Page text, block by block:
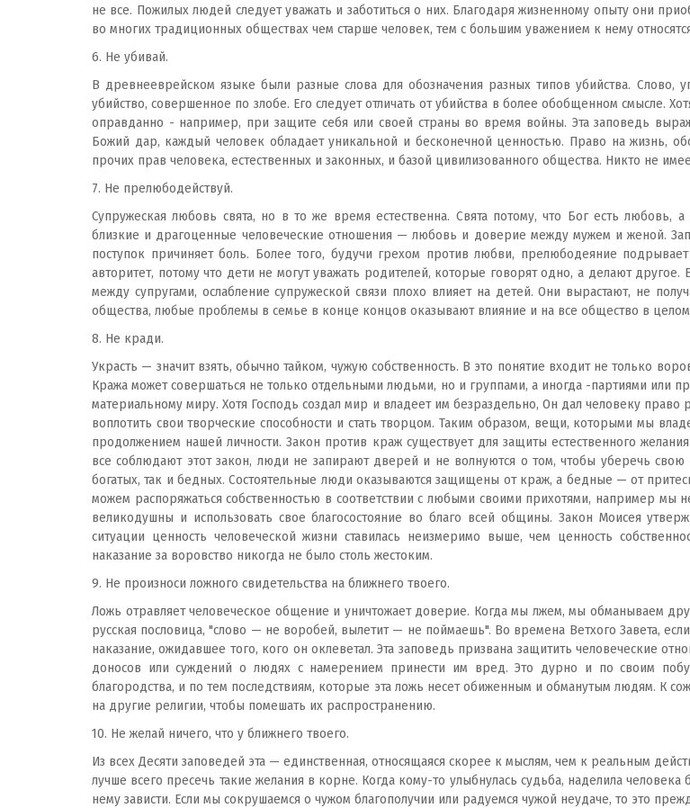
не все. Пожилых людей следует уважать и заботиться о них. Благодаря жизненному опыту они
во многих традиционных обществах чем старше человек, тем с большим уважением к нему
6. Не убивай.
В древнееврейском языке были разные слова для обозначения разных типов убийства. Слово,
убийство, совершенное по злобе. Его следует отличать от убийства в более обобщенном смысле.
оправданно - например, при защите себя или своей страны во время войны. Эта заповедь
Божий дар, каждый человек обладает уникальной и бесконечной ценностью. Право на жизнь,
прочих прав человека, естественных и законных, и базой цивилизованного общества. Никто не
7. Не прелюбодействуй.
Супружеская любовь свята, но в то же время естественна. Свята потому, что Бог есть любовь,
близкие и драгоценные человеческие отношения — любовь и доверие между мужем и женой.
поступок причиняет боль. Более того, будучи грехом против любви, прелюбодеяние
авторитет, потому что дети не могут уважать родителей, которые говорят одно, а делают
между супругами, ослабление супружеской связи плохо влияет на детей. Они вырастают, не
общества, любые проблемы в семье в конце концов оказывают влияние и на все общество в
8. Не кради.
Украсть — значит взять, обычно тайком, чужую собственность. В это понятие входит не только
Кража может совершаться не только отдельными людьми, но и группами, а иногда -партиями или
материальному миру. Хотя Господь создал мир и владеет им безраздельно, Он дал человеку право
воплотить свои творческие способности и стать творцом. Таким образом, вещи, которыми мы
продолжением нашей личности. Закон против краж существует для защиты естественного
все соблюдают этот закон, люди не запирают дверей и не волнуются о том, чтобы уберечь свою
богатых, так и бедных. Состоятельные люди оказываются защищены от краж, а бедные — от
можем распоряжаться собственностью в соответствии с любыми своими прихотями, например
великодушны и использовать свое благосостояние во благо всей общины. Закон Моисея
ситуации ценность человеческой жизни ставилась неизмеримо выше, чем ценность
наказание за воровство никогда не было столь жестоким.
9. Не произноси ложного свидетельства на ближнего твоего.
Ложь отравляет человеческое общение и уничтожает доверие. Когда мы лжем, мы обманываем
русская пословица, "слово — не воробей, вылетит — не поймаешь". Во времена Ветхого Завета,
наказание, ожидавшее того, кого он оклеветал. Эта заповедь призвана защитить человеческие
доносов или суждений о людях с намерением принести им вред. Это дурно и по своим
благородства, и по тем последствиям, которые эта ложь несет обиженным и обманутым людям. К
на другие религии, чтобы помешать их распространению.
10. Не желай ничего, что у ближнего твоего.
Из всех Десяти заповедей эта — единственная, относящаяся скорее к мыслям, чем к реальным
лучше всего пресечь такие желания в корне. Когда кому-то улыбнулась судьба, наделила
нему зависти. Если мы сокрушаемся о чужом благополучии или радуемся чужой неудаче, то это